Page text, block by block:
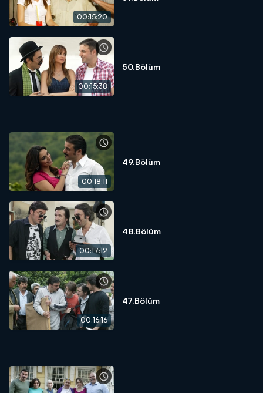
00:15:20
00:15:38
50.Bölüm
00:18:11
49.Bölüm
00:17:12
48.Bölüm
00:16:16
47.Bölüm